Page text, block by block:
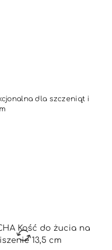
dla szczeniąt i
NIEDOSTĘPNY